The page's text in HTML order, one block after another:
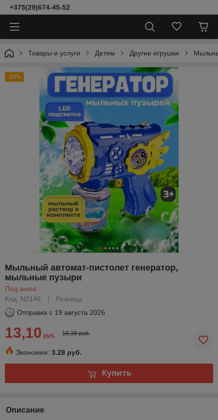
+375(29)674-45-52
Товары и услуги Детям Другие игрушки
-20%
Мыльный автомат-пистолет генератор,
мыльные пузыри
Под заказ
Код: N2146
Розница
Отправка с 19 августа 2026
13,10 руб. 16,38 руб.
Экономия: 3.28 руб.
Купить
Описание